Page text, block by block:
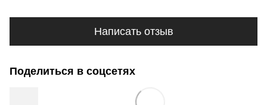
Написать отзыв
Поделиться в соцсетях